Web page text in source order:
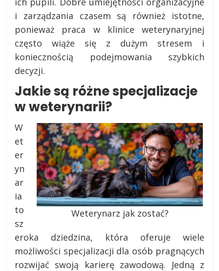
i zarządzania czasem są również istotne,
ponieważ praca w klinice weterynaryjnej
często wiąże się z dużym stresem i
koniecznością podejmowania szybkich
decyzji.
Jakie są różne specjalizacje
w weterynarii?
Weterynarz jak zostać?
W
et
er
yn
ar
ia
to
sz
eroka dziedzina, która oferuje wiele
możliwości specjalizacji dla osób pragnących
rozwijać swoją karierę zawodową. Jedną z